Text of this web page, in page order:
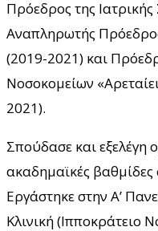
Πρόεδρος της
Αναπληρωτής
(2019-2021) και
Νοσοκομείων
2021).
Σπούδασε και εξελέγη
ακαδημαϊκές
Εργάστηκε στην A’
Κλινική (Ιπποκράτειο